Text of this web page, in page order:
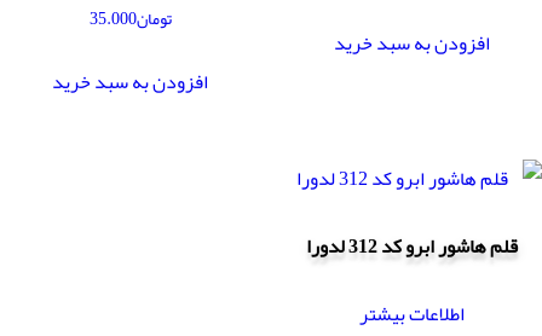
افزودن به سبد خرید
تومان35.000
افزودن به سبد خرید
قلم هاشور ابرو کد 312 لدورا
اطلاعات بیشتر